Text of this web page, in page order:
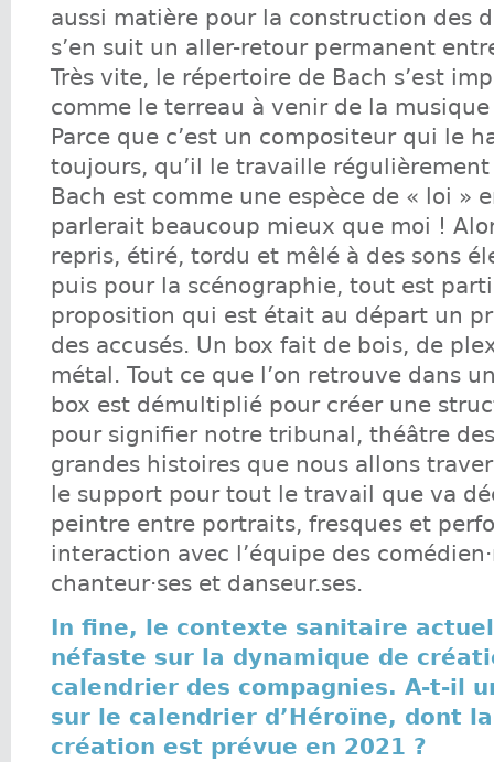
aussi matière pour la construction des
s’en suit un aller-retour permanent
Très vite, le répertoire de Bach s’est
comme le terreau à venir de la
Parce que c’est un compositeur qui le
toujours, qu’il le travaille
Bach est comme une espèce de « loi »
parlerait beaucoup mieux que moi !
repris, étiré, tordu et mêlé à des sons
puis pour la scénographie, tout est parti
proposition qui est était au départ un
des accusés. Un box fait de bois, de
métal. Tout ce que l’on retrouve dans
box est démultiplié pour créer une
pour signifier notre tribunal, théâtre
grandes histoires que nous allons
le support pour tout le travail que va
peintre entre portraits, fresques et
interaction avec l’équipe des
chanteur·ses et danseur.ses.
In fine, le contexte sanitaire
néfaste sur la dynamique de
calendrier des compagnies. A-t-il
sur le calendrier d’Héroïne, dont
création est prévue en 2021 ?